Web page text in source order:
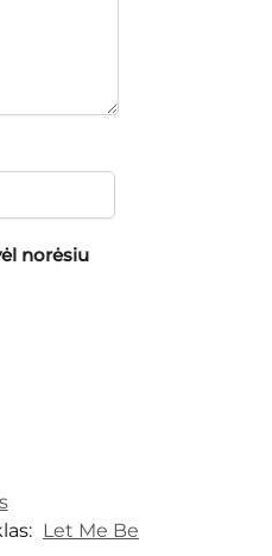
norėsiu
Let Me Be